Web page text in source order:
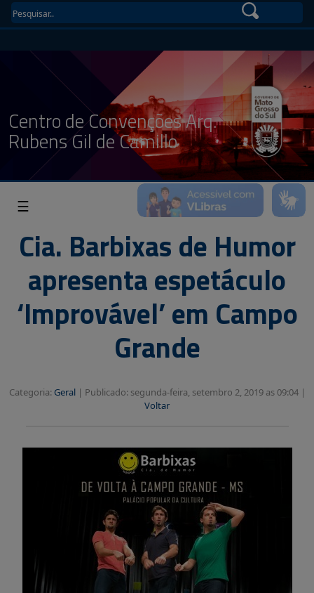
Centro de Convenções Arq.
Rubens Gil de Camillo
☰
Cia. Barbixas de Humor
apresenta espetáculo
‘Improvável’ em Campo
Grande
Categoria: Geral| Publicado: segunda-feira, setembro 2, 2019 as 09:04 |
Voltar